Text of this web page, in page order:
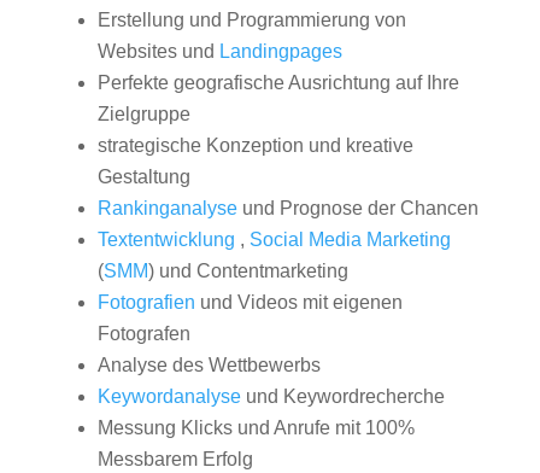
Erstellung und Programmierung von
Websites und Landingpages
Perfekte geografische Ausrichtung auf Ihre
Zielgruppe
strategische Konzeption und kreative
Gestaltung
Rankinganalyseund Prognose der Chancen
Textentwicklung , Social Media Marketing
(SMM) und Contentmarketing
Fotografien und Videos mit eigenen
Fotografen
Analyse des Wettbewerbs
Keywordanalyseund Keywordrecherche
Messung Klicks und Anrufe mit 100%
Messbarem Erfolg